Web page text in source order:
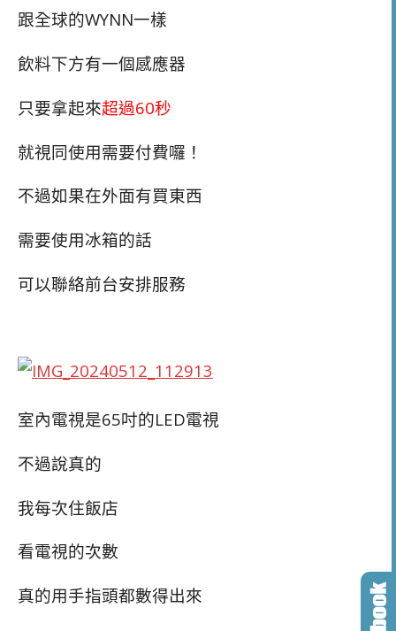
跟全球的WYNN一樣
飲料下方有一個感應器
只要拿起來超過60秒
就視同使用需要付費囉！
不過如果在外面有買東西
需要使用冰箱的話
可以聯絡前台安排服務
室內電視是65吋的LED電視
不過說真的
我每次住飯店
看電視的次數
真的用手指頭都數得出來